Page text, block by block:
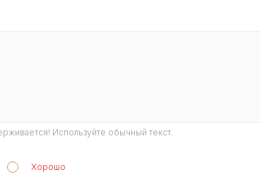
Используйте обычный текст.
Хорошо